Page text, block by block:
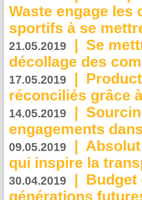
Waste engage les
sportifs à se
21.05.2019 | Se
décollage des
17.05.2019 |
réconciliés grâce
14.05.2019 |
engagements
09.05.2019 |
qui inspire la
30.04.2019 | Budget
générations